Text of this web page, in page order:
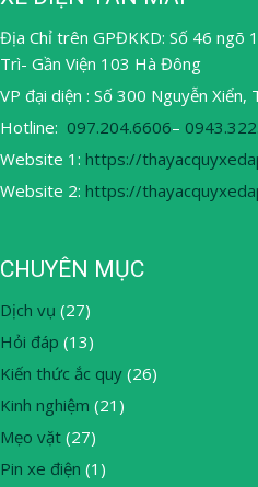
Địa Chỉ trên GPĐKKD: Số 46 ngõ
Trì- Gần Viện 103 Hà Đông
VP đại diện : Số 300 Nguyễn Xiển,
Hotline: 097.204.6606–
Website 1: https://
Website 2: https://
CHUYÊN MỤC
Dịch vụ (27)
Hỏi đáp (13)
Kiến thức ắc quy (26)
Kinh nghiệm (21)
Mẹo vặt (27)
Pin xe điện (1)